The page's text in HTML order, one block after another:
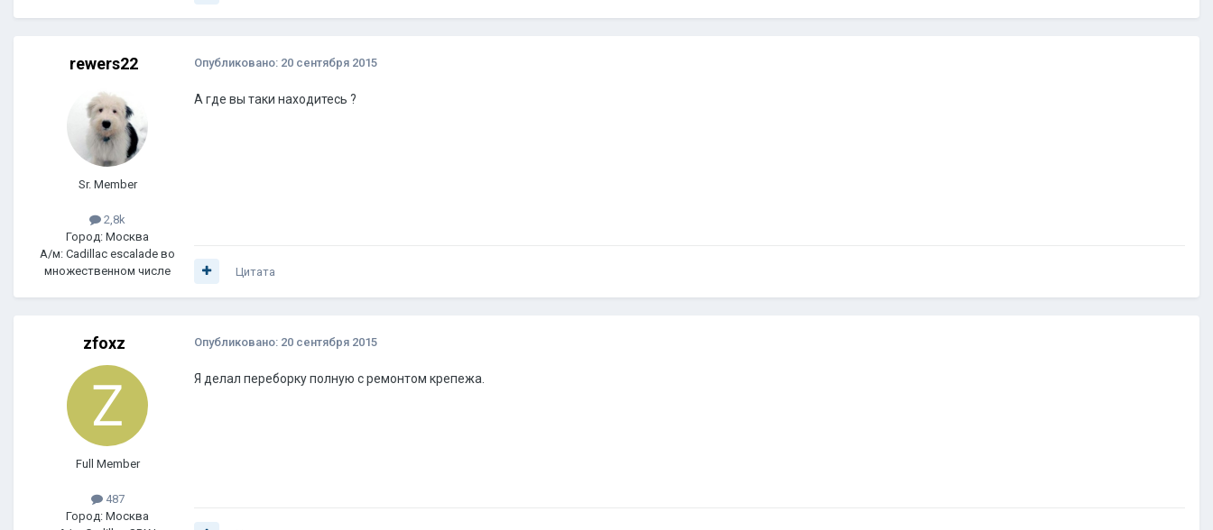
rewers22
Sr. Member
2,8k
Город: Москва
А/м: Cadillac escalade во
множественном числе
Опубликовано: 20 сентября 2015
А где вы таки находитесь ?
Цитата
zfoxz
Full Member
487
Город: Москва
Опубликовано: 20 сентября 2015
Я делал переборку полную с ремонтом крепежа.